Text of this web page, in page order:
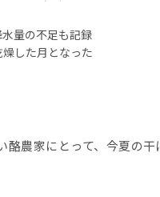
量の不足も記録
した月となった
農家にとって、今夏の